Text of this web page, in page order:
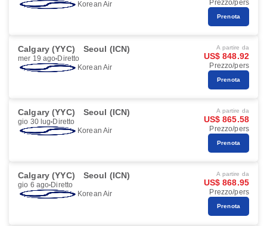
Korean Air
Prezzo/pers
Prenota
Calgary (YYC) Seoul (ICN)
mer 19 ago Diretto
Korean Air
A partire da
US$ 848.92
Prezzo/pers
Prenota
Calgary (YYC) Seoul (ICN)
gio 30 lug Diretto
Korean Air
A partire da
US$ 865.58
Prezzo/pers
Prenota
Calgary (YYC) Seoul (ICN)
gio 6 ago Diretto
Korean Air
A partire da
US$ 868.95
Prezzo/pers
Prenota